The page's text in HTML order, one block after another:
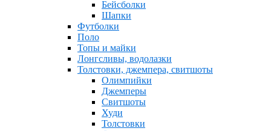
Бейсболки
Шапки
Футболки
Поло
Топы и майки
Лонгсливы, водолазки
Толстовки, джемпера, свитшоты
Олимпийки
Джемперы
Свитшоты
Худи
Толстовки